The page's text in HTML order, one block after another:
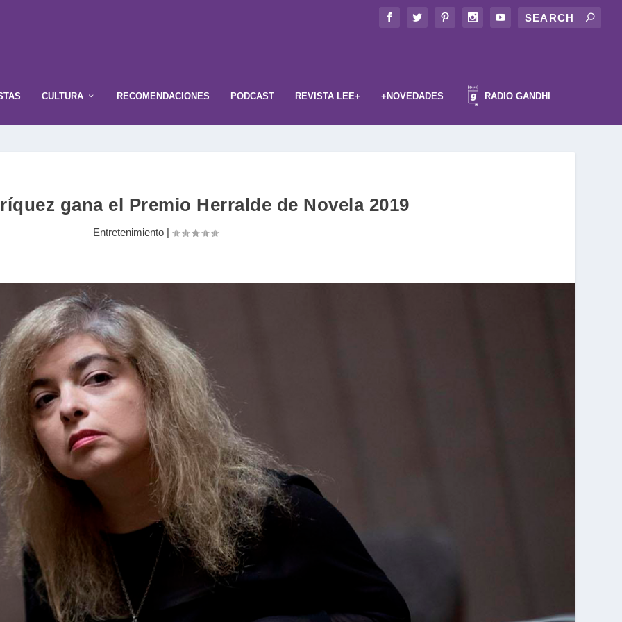
CULTURA RECOMENDACIONES PODCAST REVISTA LEE+ +NOVEDADES RADIO GANDHI
gana el Premio Herralde de Novela 2019
Entretenimiento |